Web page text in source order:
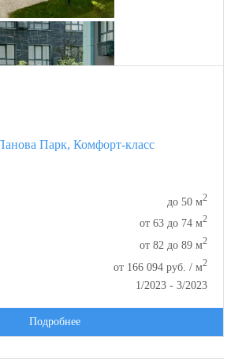
Парк, Комфорт-класс
до 50 м2
от 63 до 74 м2
от 82 до 89 м2
от 166 094 руб. / м2
1/2023 - 3/2023
Подробнее